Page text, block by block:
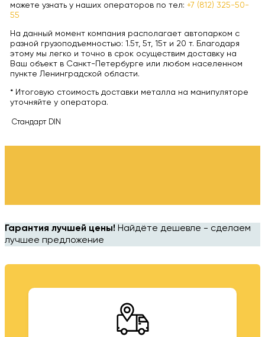
можете узнать у наших операторов по тел: +7 (812) 325-50-
55
На данный момент компания располагает автопарком с
разной грузоподъемностью: 1.5т, 5т, 15т и 20 т. Благодаря
этому мы легко и точно в срок осуществим доставку на
Ваш объект в Санкт-Петербурге или любом населенном
пункте Ленинградской области.
* Итоговую стоимость доставки металла на манипуляторе
уточняйте у оператора.
Стандарт DIN
Гарантия лучшей цены! Найдёте дешевле - сделаем
лучшее предложение